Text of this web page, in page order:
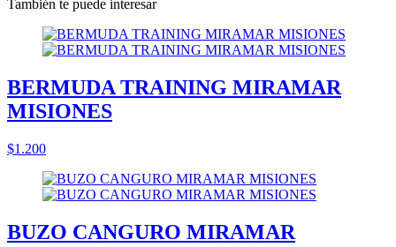
También te puede interesar
BERMUDA TRAINING MIRAMAR
MISIONES
$1.200
BUZO CANGURO MIRAMAR